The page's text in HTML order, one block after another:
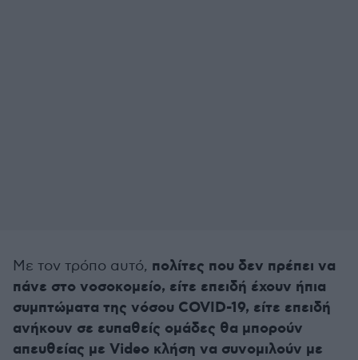
Με τον τρόπο αυτό, πολίτες που δεν πρέπει να
πάνε στο νοσοκομείο, είτε επειδή έχουν ήπια
συμπτώματα της νόσου COVID-19, είτε επειδή
ανήκουν σε ευπαθείς ομάδες θα μπορούν
απευθείας με Video κλήση να συνομιλούν με